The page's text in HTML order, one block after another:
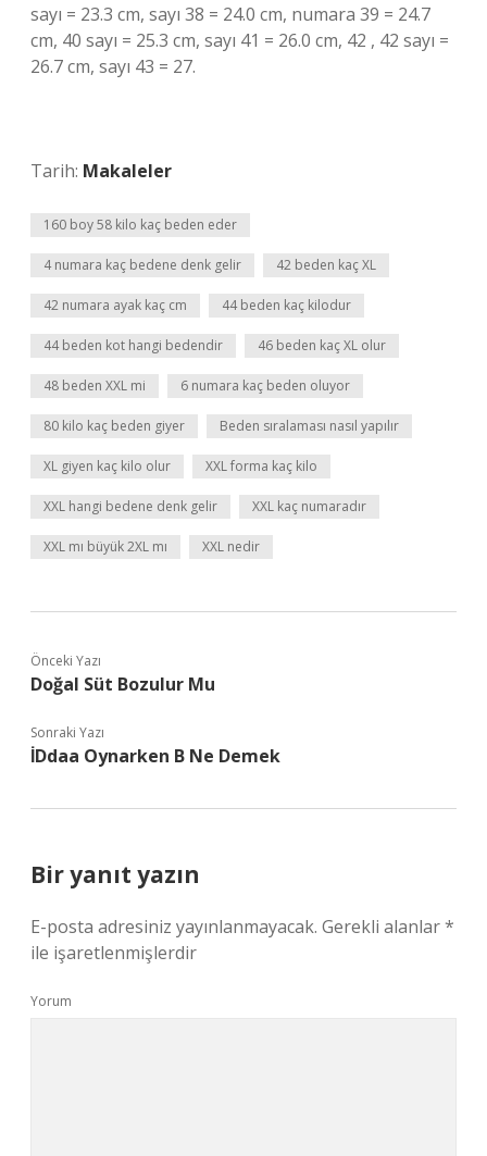
sayı = 23.3 cm, sayı 38 = 24.0 cm, numara 39 = 24.7
cm, 40 sayı = 25.3 cm, sayı 41 = 26.0 cm, 42 , 42 sayı =
26.7 cm, sayı 43 = 27.
Tarih: Makaleler
160 boy 58 kilo kaç beden eder
4 numara kaç bedene denk gelir 42 beden kaç XL
42 numara ayak kaç cm 44 beden kaç kilodur
44 beden kot hangi bedendir 46 beden kaç XL olur
48 beden XXL mi 6 numara kaç beden oluyor
80 kilo kaç beden giyer Beden sıralaması nasıl yapılır
XL giyen kaç kilo olur XXL forma kaç kilo
XXL hangi bedene denk gelir XXL kaç numaradır
XXL mı büyük 2XL mı XXL nedir
Önceki Yazı
Doğal Süt Bozulur Mu
Sonraki Yazı
İDdaa Oynarken B Ne Demek
Bir yanıt yazın
E-posta adresiniz yayınlanmayacak. Gerekli alanlar*
ile işaretlenmişlerdir
Yorum